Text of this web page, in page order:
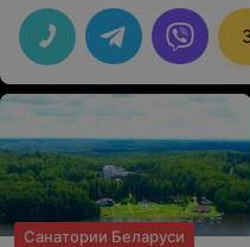
персоналу, проводившему
внимательность, за
родственники Вашей
признательны. Спасибо!!!!
Санатории Беларуси